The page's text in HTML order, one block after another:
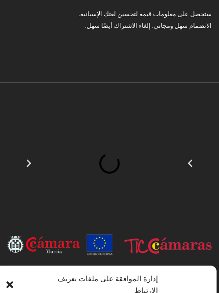
إدارة الموافقة على ملفات تعريف
الارتباط
ستحصل على معلومات قيمة لتحسين لغتك الإسبانية.
الانضمام سهل ومجاني. إلغاء الاشتراك أيضًا سهل.
المستفيد من الصندوق الأوروبي للتنمية الإقليمية الذي يهدف إلى تطوير استخدام وجودة